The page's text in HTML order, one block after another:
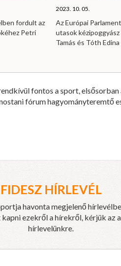
fordult az
Petri
2023. 10. 05.
Az Európai
utasok
Tamás és Tóth
fontos a sport,
fórum hagyományteremtő
FIDESZ HÍRLEVÉL
havonta megjelenő
ezekről a hírekről, kérjük
hírlevelünkre.